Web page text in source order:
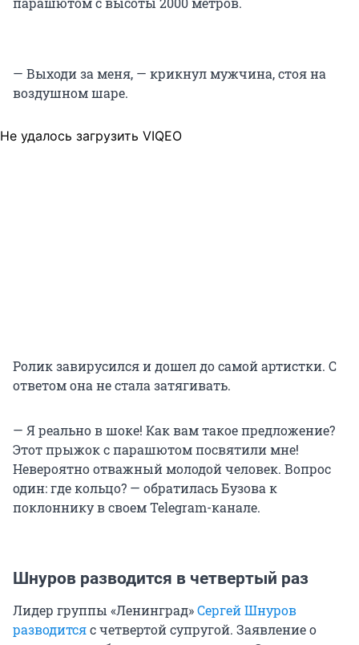
— Выходи за меня, — крикнул мужчина, стоя на
воздушном шаре.
Не удалось загрузить VIQEO
Ролик завирусился и дошел до самой артистки. С
ответом она не стала затягивать.
— Я реально в шоке! Как вам такое предложение?
Этот прыжок с парашютом посвятили мне!
Невероятно отважный молодой человек. Вопрос
один: где кольцо? — обратилась Бузова к
поклоннику в своем Telegram-канале.
Шнуров разводится в четвертый раз
Лидер группы «Ленинград»Сергей Шнуров
разводитсяс четвертой супругой. Заявление о